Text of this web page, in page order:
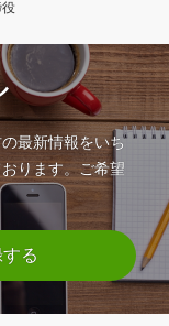
最新情報をいち
ります。ご希望
る